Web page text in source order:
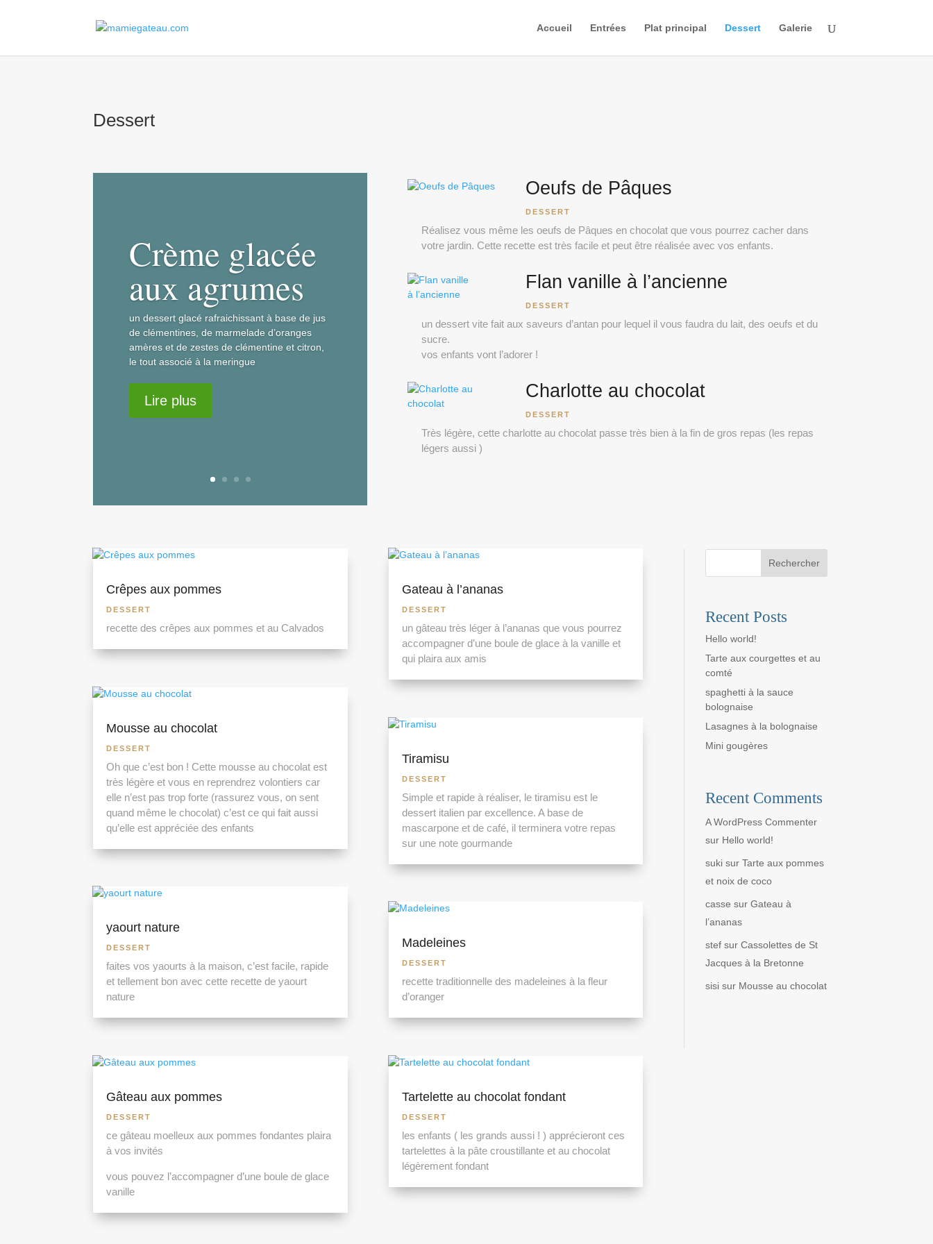
Accueil Entrées Plat principal Dessert Galerie
Dessert
Crème glacée
aux agrumes
un dessert glacé rafraichissant à base de jus
de clémentines, de marmelade d’oranges
amères et de zestes de clémentine et citron,
le tout associé à la meringue
Lire plus
Oeufs de Pâques
DESSERT
Réalisez vous même les oeufs de Pâques en chocolat que vous pourrez cacher dans
votre jardin. Cette recette est très facile et peut être réalisée avec vos enfants.
Flan vanille à l’ancienne
DESSERT
un dessert vite fait aux saveurs d’antan pour lequel il vous faudra du lait, des oeufs et du
sucre.
vos enfants vont l’adorer !
Charlotte au chocolat
DESSERT
Très légère, cette charlotte au chocolat passe très bien à la fin de gros repas (les repas
légers aussi )
Crêpes aux pommes
DESSERT
recette des crêpes aux pommes et au Calvados
Mousse au chocolat
DESSERT
Oh que c’est bon ! Cette mousse au chocolat est
très légère et vous en reprendrez volontiers car
elle n’est pas trop forte (rassurez vous, on sent
quand même le chocolat) c’est ce qui fait aussi
qu’elle est appréciée des enfants
yaourt nature
DESSERT
faites vos yaourts à la maison, c’est facile, rapide
et tellement bon avec cette recette de yaourt
nature
Gâteau aux pommes
DESSERT
ce gâteau moelleux aux pommes fondantes plaira
à vos invités
vous pouvez l’accompagner d’une boule de glace
vanille
Gateau à l’ananas
DESSERT
un gâteau très léger à l’ananas que vous pourrez
accompagner d’une boule de glace à la vanille et
qui plaira aux amis
Tiramisu
DESSERT
Simple et rapide à réaliser, le tiramisu est le
dessert italien par excellence. A base de
mascarpone et de café, il terminera votre repas
sur une note gourmande
Madeleines
DESSERT
recette traditionnelle des madeleines à la fleur
d’oranger
Tartelette au chocolat fondant
DESSERT
les enfants ( les grands aussi ! ) apprécieront ces
tartelettes à la pâte croustillante et au chocolat
légèrement fondant
Rechercher
Recent Posts
Hello world!
Tarte aux courgettes et au
comté
spaghetti à la sauce
bolognaise
Lasagnes à la bolognaise
Mini gougères
Recent Comments
A WordPress Commenter
sur Hello world!
suki surTarte aux pommes
et noix de coco
casse surGateau à
l’ananas
stef surCassolettes de St
Jacques à la Bretonne
sisi sur Mousse au chocolat